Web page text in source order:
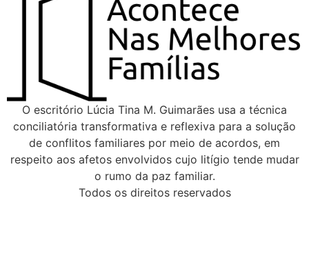
O escritório Lúcia Tina M. Guimarães usa a técnica
conciliatória transformativa e reflexiva para a solução
de conflitos familiares por meio de acordos, em
respeito aos afetos envolvidos cujo litígio tende mudar
o rumo da paz familiar.
Todos os direitos reservados